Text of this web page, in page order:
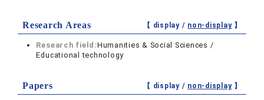
Research Areas 【 display / non-display】
Research field:Humanities & Social Sciences /
Educational technology
Papers 【 display / non-display】